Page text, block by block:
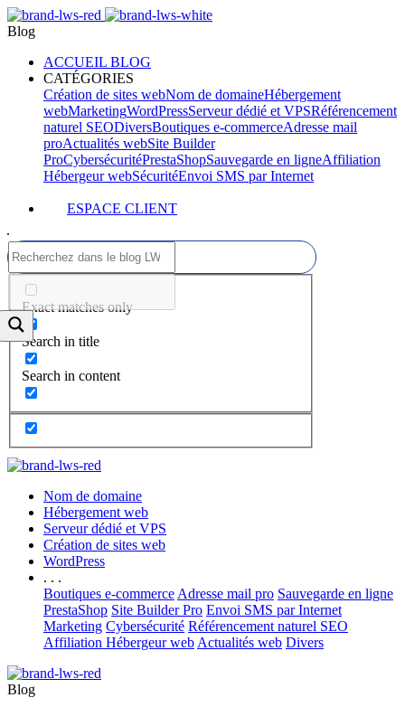
Blog
ACCUEIL BLOG
CATÉGORIES
Création de sites webNom de domaineHébergement
webMarketingWordPressServeur dédié et VPSRéférencement
naturel SEODiversBoutiques e-commerceAdresse mail
proActualités webSite Builder
ProCybersécuritéPrestaShopSauvegarde en ligneAffiliation
Hébergeur webSécuritéEnvoi SMS par Internet
ESPACE CLIENT
Exact matches only
Search in title
Search in content
Nom de domaine
Hébergement web
Serveur dédié et VPS
Création de sites web
WordPress
. . .
Boutiques e-commerce Adresse mail pro Sauvegarde en ligne
PrestaShop Site Builder Pro Envoi SMS par Internet
Marketing Cybersécurité Référencement naturel SEO
Affiliation Hébergeur web Actualités web Divers
Blog